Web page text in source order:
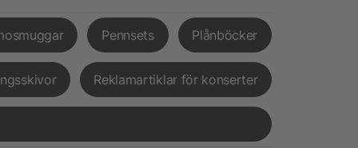
Pennsets Plånböcker
Reklamartiklar för konserter